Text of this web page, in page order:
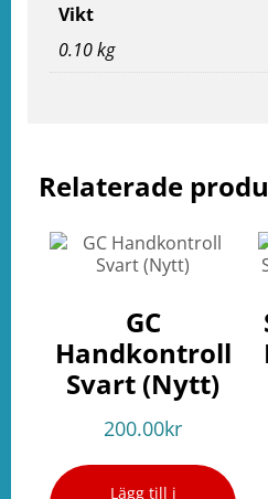
Relaterade
GC
Handkontroll
Svart (Nytt)
200.00kr
Lägg till i
Vikt
0.10 kg